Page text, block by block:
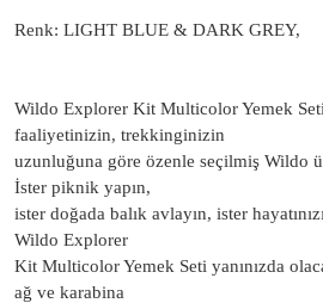
Renk: LIGHT BLUE & DARK GREY,
Wildo Explorer Kit Multicolor Yemek
faaliyetinizin, trekkinginizin
uzunluğuna göre özenle seçilmiş Wildo
İster piknik yapın,
ister doğada balık avlayın, ister
Wildo Explorer
Kit Multicolor Yemek Seti yanınızda
ağ ve karabina